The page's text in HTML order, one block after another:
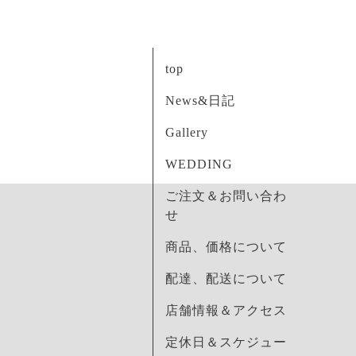
top
News&日記
Gallery
WEDDING
ご注文＆お問い合わ
せ
商品、価格について
配達、配送について
店舗情報＆アクセス
定休日＆スケジュー